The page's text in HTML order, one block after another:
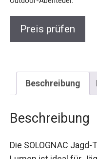
Beschreibung
Beschreibung
Lumen ist ideal für